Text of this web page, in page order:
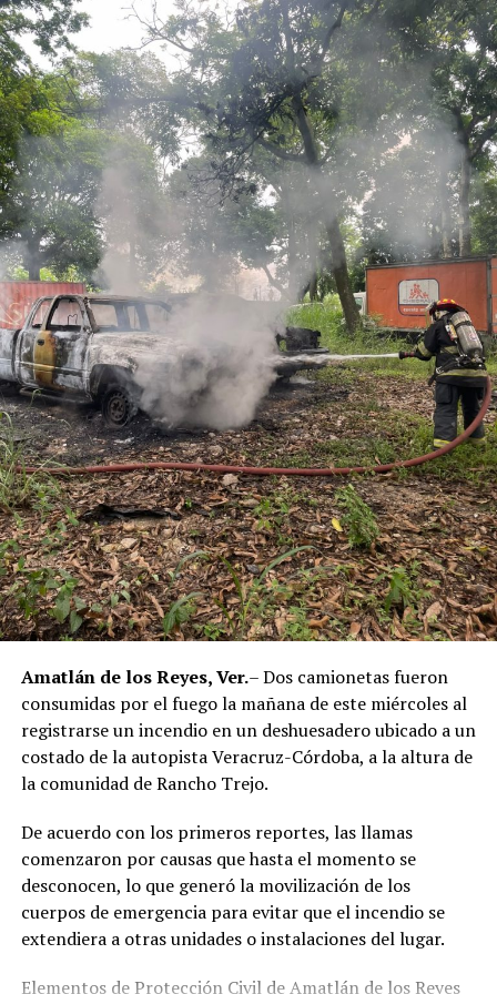
Hasta el cierre de esta edición, no se habían dado a
conocer sus generales ni el estado de salud actualizado.
La motocicleta quedó a un costado del camino, con
visibles daños en la parte frontal, en tanto autoridades
tomaron conocimiento de lo ocurrido.
El tramo donde se registró el accidente es conocido por
sus pendientes pronunciadas, lo que obliga a los
conductores a extremar precauciones, especialmente en
unidades de dos ruedas.
Autoridades locales reiteraron el llamado a verificar las
condiciones mecánicas de los vehículos antes de circular
por caminos rurales, a fin de reducir el riesgo de
percances.
RELATED TOPICS:
DESPUÉS
Sentencian a 60 años a hombre que asesinó a sus
padres en Orizaba
ANTES
Camión cañero vuelca en la carretera Omealca–
Tezonapa
Amatlán de los Reyes, Ver.– Dos camionetas fueron
consumidas por el fuego la mañana de este miércoles al
registrarse un incendio en un deshuesadero ubicado a un
costado de la autopista Veracruz-Córdoba, a la altura de
la comunidad de Rancho Trejo.
De acuerdo con los primeros reportes, las llamas
comenzaron por causas que hasta el momento se
desconocen, lo que generó la movilización de los
cuerpos de emergencia para evitar que el incendio se
extendiera a otras unidades o instalaciones del lugar.
Elementos de Protección Civil de Amatlán de los Reyes